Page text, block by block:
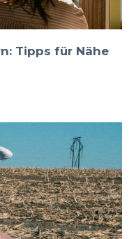
Tipps für Nähe